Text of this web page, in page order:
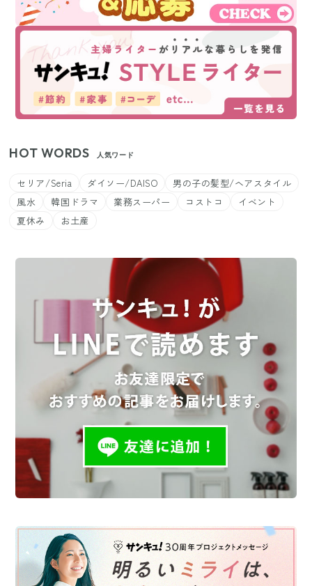
HOT WORDS 人気ワード
セリア/Seria ダイソー/DAISO
男の子の髪型/ヘアスタイル
風水
韓国ドラマ 業務スーパー コストコ
イベント
夏休み
お土産